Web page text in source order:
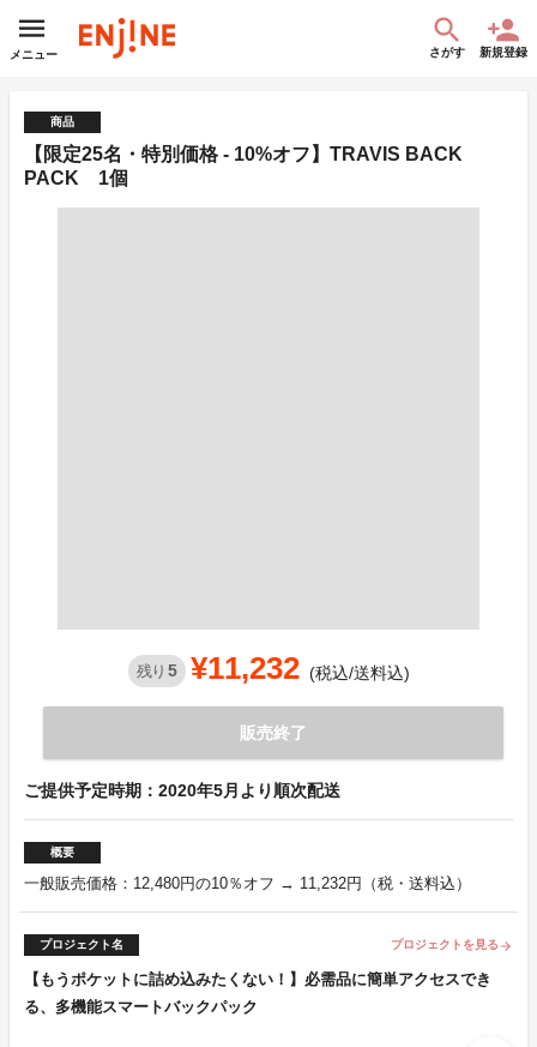
メニュー さがす 新規登録
商品
【限定25名・特別価格 - 10%オフ】TRAVIS BACK
PACK 1個
残り 5 ¥11,232 (税込/送料込)
販売終了
ご提供予定時期：2020年5月より順次配送
概要
一般販売価格：12,480円の10％オフ → 11,232円（税・送料込）
プロジェクト名 プロジェクトを見る arrow_forward
【もうポケットに詰め込みたくない！】必需品に簡単アクセスでき
る、多機能スマートバックパック